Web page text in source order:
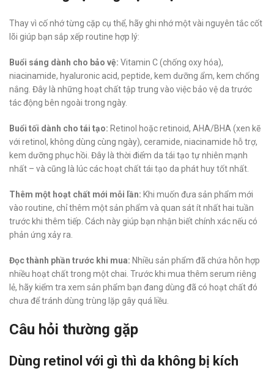
Thay vì cố nhớ từng cặp cụ thể, hãy ghi nhớ một vài nguyên tắc cốt
lõi giúp bạn sắp xếp routine hợp lý:
Buổi sáng dành cho bảo vệ: Vitamin C (chống oxy hóa),
niacinamide, hyaluronic acid, peptide, kem dưỡng ẩm, kem chống
nắng. Đây là những hoạt chất tập trung vào việc bảo vệ da trước
tác động bên ngoài trong ngày.
Buổi tối dành cho tái tạo: Retinol hoặc retinoid, AHA/BHA (xen kẽ
với retinol, không dùng cùng ngày), ceramide, niacinamide hỗ trợ,
kem dưỡng phục hồi. Đây là thời điểm da tái tạo tự nhiên mạnh
nhất – và cũng là lúc các hoạt chất tái tạo da phát huy tốt nhất.
Thêm một hoạt chất mới mỗi lần: Khi muốn đưa sản phẩm mới
vào routine, chỉ thêm một sản phẩm và quan sát ít nhất hai tuần
trước khi thêm tiếp. Cách này giúp bạn nhận biết chính xác nếu có
phản ứng xảy ra.
Đọc thành phần trước khi mua: Nhiều sản phẩm đã chứa hỗn hợp
nhiều hoạt chất trong một chai. Trước khi mua thêm serum riêng
lẻ, hãy kiểm tra xem sản phẩm bạn đang dùng đã có hoạt chất đó
chưa để tránh dùng trùng lặp gây quá liều.
Câu hỏi thường gặp
Dùng retinol với gì thì da không bị kích